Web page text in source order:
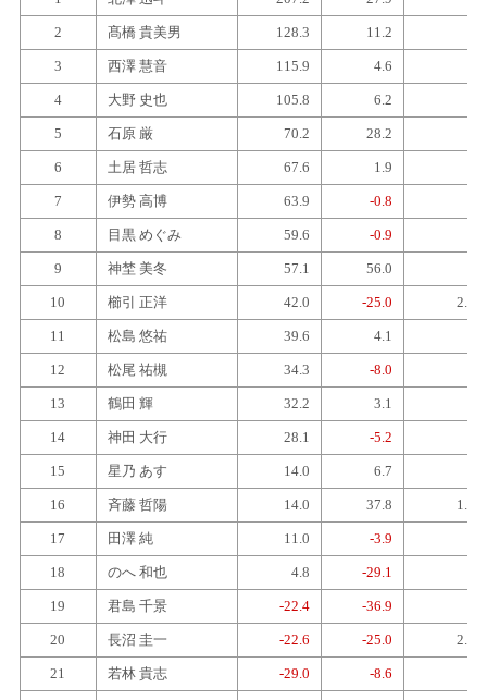
2 髙橋 貴美男 128.3 11.2
3 西澤 慧音 115.9 4.6
4 大野 史也 105.8 6.2
5 石原 厳 70.2 28.2
6 土居 哲志 67.6 1.9
7 伊勢 高博 63.9 -0.8
8 目黒 めぐみ 59.6 -0.9
9 神埜 美冬 57.1 56.0
10 櫛引 正洋 42.0 -25.0 2.5
11 松島 悠祐 39.6 4.1
12 松尾 祐槻 34.3 -8.0
13 鶴田 輝 32.2 3.1
14 神田 大行 28.1 -5.2
15 星乃 あす 14.0 6.7
16 斉藤 哲陽 14.0 37.8 1.0
17 田澤 純 11.0 -3.9
18 のへ 和也 4.8 -29.1
19 君島 千景 -22.4 -36.9
20 長沼 圭一 -22.6 -25.0 2.5
21 若林 貴志 -29.0 -8.6